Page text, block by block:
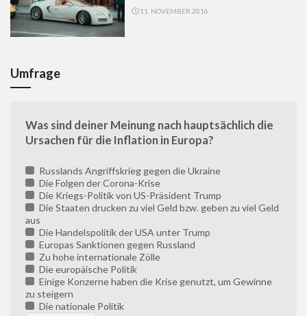
11. NOVEMBER 2016
Umfrage
Was sind deiner Meinung nach hauptsächlich die
Ursachen für die Inflation in Europa?
Russlands Angriffskrieg gegen die Ukraine
Die Folgen der Corona-Krise
Die Kriegs-Politik von US-Präsident Trump
Die Staaten drucken zu viel Geld bzw. geben zu viel Geld
aus
Die Handelspolitik der USA unter Trump
Europas Sanktionen gegen Russland
Zu hohe internationale Zölle
Die europäische Politik
Einige Konzerne haben die Krise genutzt, um Gewinne
zu steigern
Die nationale Politik